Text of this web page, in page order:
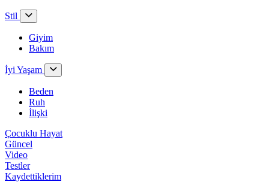
Stil
Giyim
Bakım
İyi Yaşam
Beden
Ruh
İlişki
Çocuklu Hayat
Güncel
Video
Testler
Kaydettiklerim